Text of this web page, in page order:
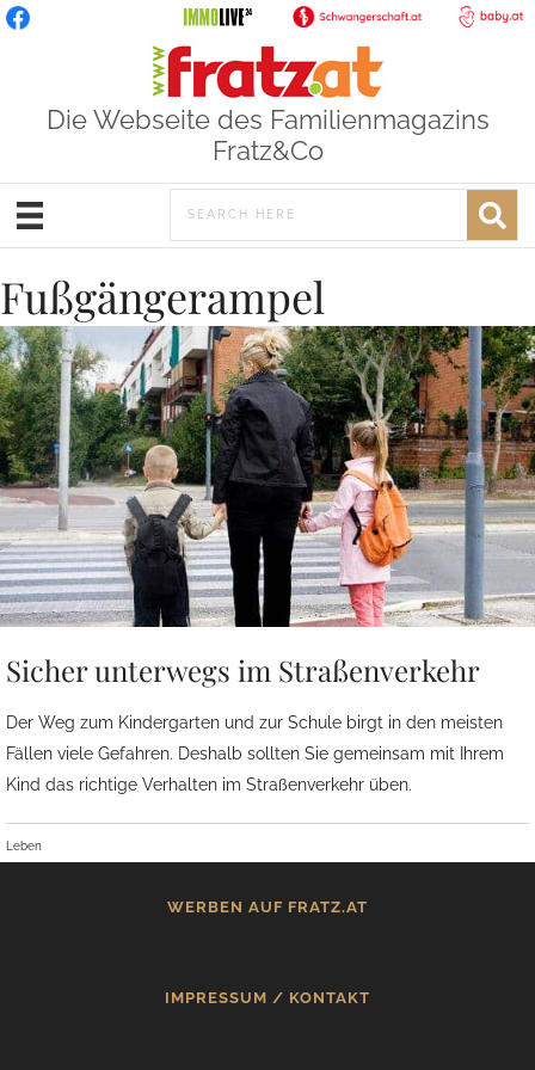
Die Webseite des Familienmagazins
Fratz&Co
Fußgängerampel
Sicher unterwegs im Straßenverkehr
Der Weg zum Kindergarten und zur Schule birgt in den meisten
Fällen viele Gefahren. Deshalb sollten Sie gemeinsam mit Ihrem
Kind das richtige Verhalten im Straßenverkehr üben.
Leben
WERBEN AUF FRATZ.AT
IMPRESSUM / KONTAKT